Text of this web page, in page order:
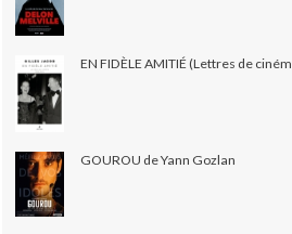
EN FIDÈLE AMITIÉ (Lettres de
GOUROU de Yann Gozlan